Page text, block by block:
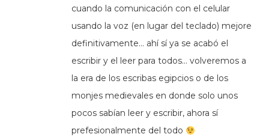
cuando la comunicación con el celular
usando la voz (en lugar del teclado) mejore
definitivamente… ahí sí ya se acabó el
escribir y el leer para todos… volveremos a
la era de los escribas egipcios o de los
monjes medievales en donde solo unos
pocos sabían leer y escribir, ahora sí
prefesionalmente del todo